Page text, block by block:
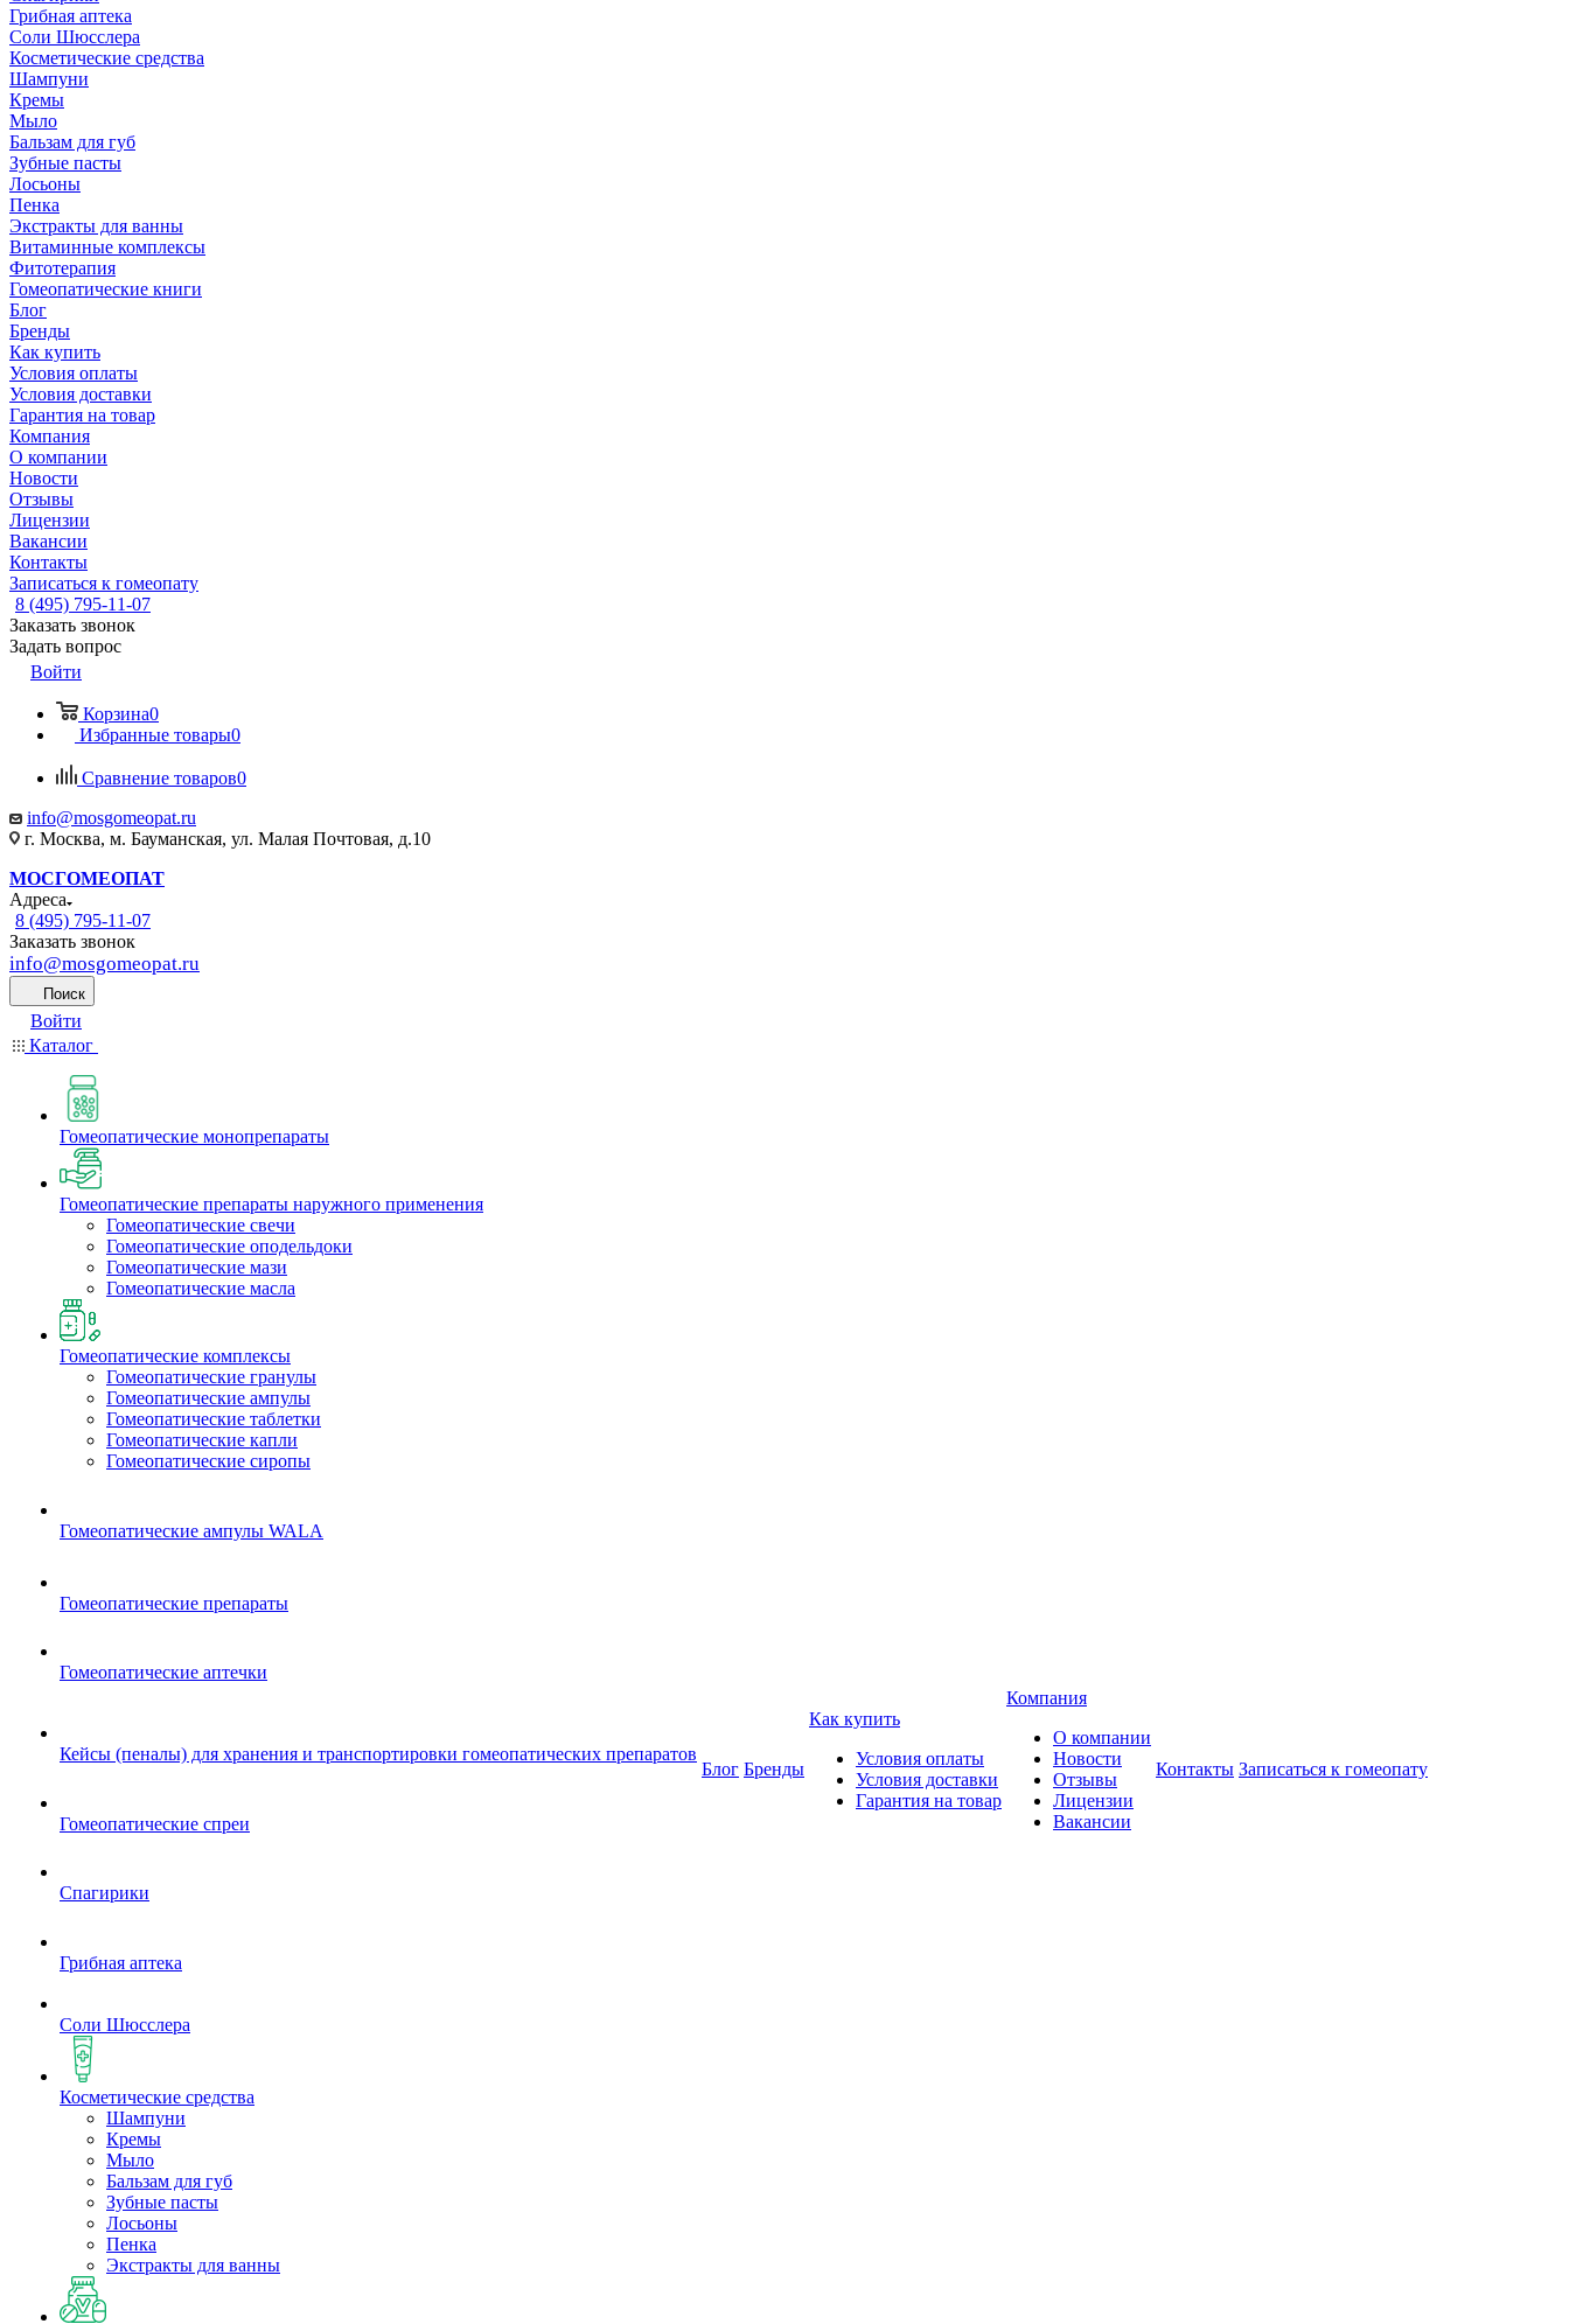
Грибная аптека
Соли Шюсслера
Косметические средства
Шампуни
Кремы
Мыло
Бальзам для губ
Зубные пасты
Лосьоны
Пенка
Экстракты для ванны
Витаминные комплексы
Фитотерапия
Гомеопатические книги
Блог
Бренды
Как купить
Условия оплаты
Условия доставки
Гарантия на товар
Компания
О компании
Новости
Отзывы
Лицензии
Вакансии
Контакты
Записаться к гомеопату
8 (495) 795-11-07
Заказать звонок
Задать вопрос
Войти
Корзина0
Избранные товары0
Сравнение товаров0
info@mosgomeopat.ru
г. Москва, м. Бауманская, ул. Малая Почтовая, д.10
МОСГОМЕОПАТ
Адреса
8 (495) 795-11-07
Заказать звонок
info@mosgomeopat.ru
Поиск
Войти
Каталог
Гомеопатические монопрепараты
Гомеопатические препараты наружного применения
Гомеопатические свечи
Гомеопатические оподельдоки
Гомеопатические мази
Гомеопатические масла
Гомеопатические комплексы
Гомеопатические гранулы
Гомеопатические ампулы
Гомеопатические таблетки
Гомеопатические капли
Гомеопатические сиропы
Гомеопатические ампулы WALA
Гомеопатические препараты
Гомеопатические аптечки
Кейсы (пеналы) для хранения и транспортировки гомеопатических препаратов
Гомеопатические спреи
Спагирики
Грибная аптека
Соли Шюсслера
Косметические средства
Шампуни
Кремы
Мыло
Бальзам для губ
Зубные пасты
Лосьоны
Пенка
Экстракты для ванны
Блог Бренды
Как купить
Условия оплаты
Условия доставки
Гарантия на товар
Компания
О компании
Новости
Отзывы
Лицензии
Вакансии
Контакты Записаться к гомеопату